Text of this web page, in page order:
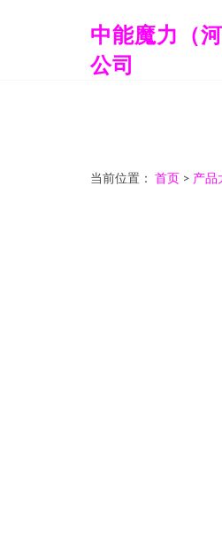
中能魔力（
公司
当前位置： 首页 > 产品